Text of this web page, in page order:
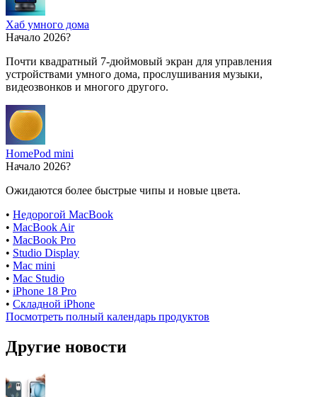
Хаб умного дома
Начало 2026?
Почти квадратный 7-дюймовый экран для управления
устройствами умного дома, прослушивания музыки,
видеозвонков и многого другого.
HomePod mini
Начало 2026?
Ожидаются более быстрые чипы и новые цвета.
• Недорогой MacBook
• MacBook Air
• MacBook Pro
• Studio Display
• Mac mini
• Mac Studio
• iPhone 18 Pro
• Складной iPhone
Посмотреть полный календарь продуктов
Другие новости